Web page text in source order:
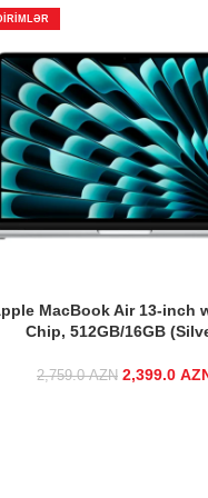
MacBook Air 13-inch
Chip, 512GB/16GB
2,759.0AZN
Original
2,399.0